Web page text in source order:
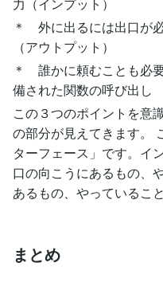
＊ 外に出るには出口
（アウトプット）
＊ 誰かに頼むことも
備された関数の呼び出し
この３つのポイントを意
の部分が見えてきます。
ターフェース」です。イ
口の向こうにあるもの、
あるもの、やっているこ
まとめ